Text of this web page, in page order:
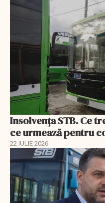
Insolvenţa STB. Ce
ce urmează pentru
22 IULIE 2026